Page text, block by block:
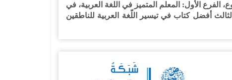
الفرع الأول: المعلم المتميز في اللغة العربية، في
الثالث أفضل كتاب في تيسير اللّغة العربية للناطقين